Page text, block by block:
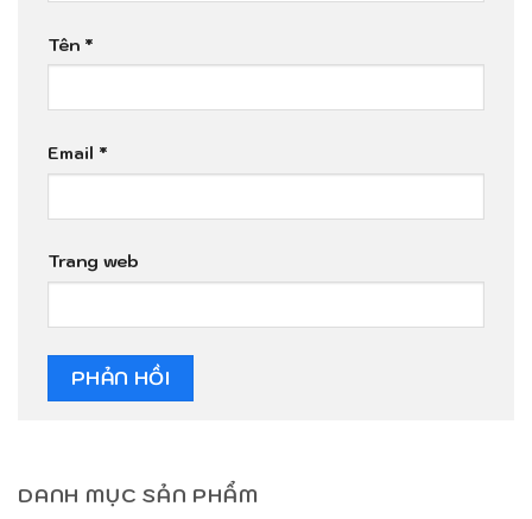
Tên *
Email *
Trang web
DANH MỤC SẢN PHẨM